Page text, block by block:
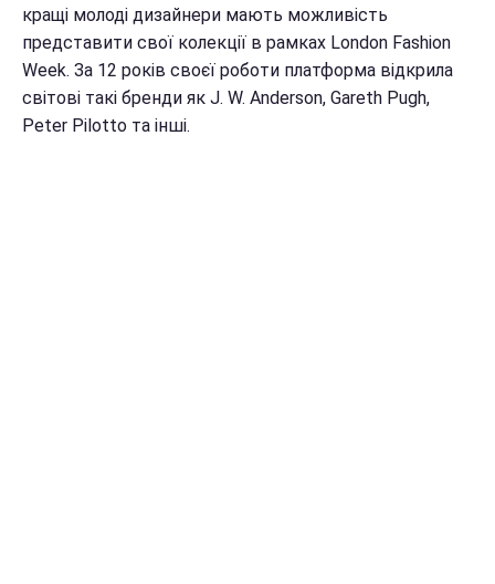
кращі молоді дизайнери мають можливість
представити свої колекції в рамках London Fashion
Week. За 12 років своєї роботи платформа відкрила
світові такі бренди як J. W. Anderson, Gareth Pugh,
Peter Pilotto та інші.